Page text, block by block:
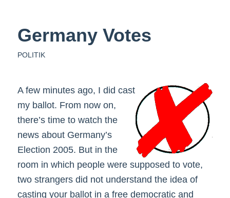
Germany Votes
POLITIK
A few minutes ago, I did cast
my ballot. From now on,
there’s time to watch the
news about Germany’s
Election 2005. But in the
room in which people were supposed to vote,
two strangers did not understand the idea of
casting your ballot in a free democratic and